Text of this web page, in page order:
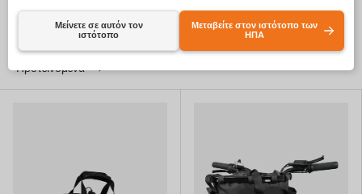
Προτεινόμενα
Λίστα
Μείνετε σε αυτόν τον
ιστότοπο
Μεταβείτε στον ιστότοπο των
ΗΠΑ